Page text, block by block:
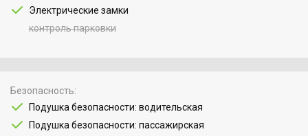
Электрические замки
контроль парковки
Безопасность
Подушка безопасности: водительская
Подушка безопасности: пассажирская